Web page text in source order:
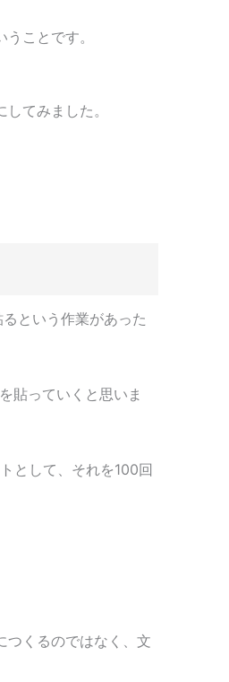
うことです。
てみました。
という作業があった
貼っていくと思いま
として、それを100回
つくるのではなく、文